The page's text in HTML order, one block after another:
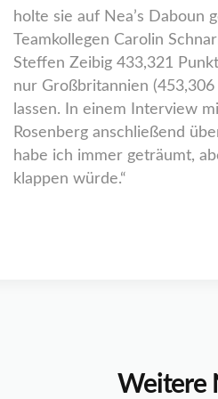
holte sie auf Nea’s Daboun
Teamkollegen Carolin
Steffen Zeibig 433,321
nur Großbritannien
lassen. In einem Interview
Rosenberg anschließend
habe ich immer geträumt,
klappen würde.“
Weitere